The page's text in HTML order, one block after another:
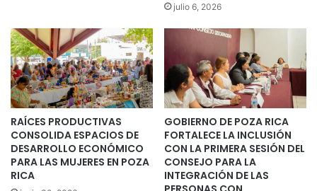
julio 6, 2026
RAÍCES PRODUCTIVAS
CONSOLIDA ESPACIOS DE
DESARROLLO ECONÓMICO
PARA LAS MUJERES EN POZA
RICA
GOBIERNO DE POZA RICA
FORTALECE LA INCLUSIÓN
CON LA PRIMERA SESIÓN DEL
CONSEJO PARA LA
INTEGRACIÓN DE LAS